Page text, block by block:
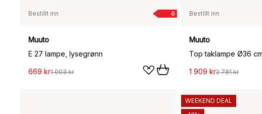
G
Bestillt inn
Muuto
E 27 lampe, lysegrønn
669 kr1 003 kr
Bestillt inn
Muuto
Top taklampe Ø36
1 909 kr2 781 kr
WEEKEND DEAL